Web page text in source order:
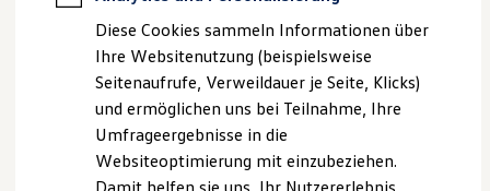
Behörden
Direktkunden
Sonderfahrzeuge
Anpfiff zum Gewinn
Elektromobilität
Elektroautos
ID. Tutorials
Elektrofahrzeugkonzepte
Disclaimer von Volkswagen AG
Bildliche Darstellungen können je nach Software-Version vom
Auslieferungszustand abweichen und Sonderausstattungen
zeigen.
Diese Cookies sammeln Informationen über
Ihre Websitenutzung (beispielsweise
Seitenaufrufe, Verweildauer je Seite, Klicks)
und ermöglichen uns bei Teilnahme, Ihre
Umfrageergebnisse in die
Websiteoptimierung mit einzubeziehen.
Damit helfen sie uns, Ihr Nutzererlebnis